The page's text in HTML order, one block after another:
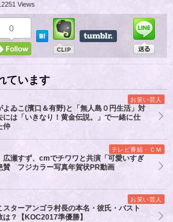
Views
0
ています
お笑い芸人
よゐこ(濱口＆有野)と「無人島０円生活」対
には「いきなり！黄金伝説。」で一緒に仕
仲
テレビ番組・ＣＭ
広瀬すず、cmでチワワと共演「可愛いすぎ
賛 フジカラー写真年賀状PR動画
お笑い芸人
スターアンゴラ村長の本名・彼氏・バスト
は？【KOC2017準優勝】